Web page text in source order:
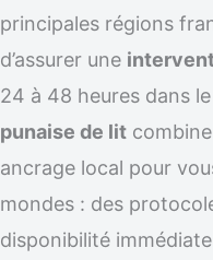
principales régions
d’assurer une
24 à 48 heures dans
punaise de lit
ancrage local pour
mondes : des
disponibilité immédiate